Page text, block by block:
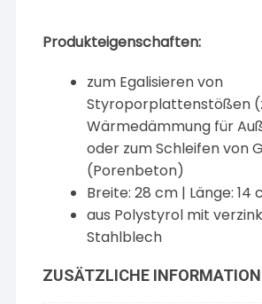
Produkteigenschaften:
zum Egalisieren von
Styroporplattenstößen
Wärmedämmung für
oder zum Schleifen von
(Porenbeton)
Breite: 28 cm | Länge: 14
aus Polystyrol mit
Stahlblech
ZUSÄTZLICHE